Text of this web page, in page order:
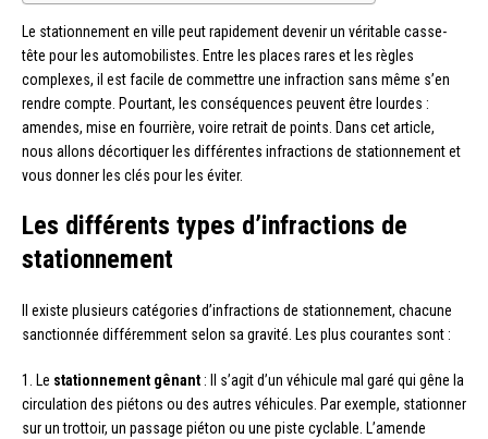
Le stationnement en ville peut rapidement devenir un véritable casse-
tête pour les automobilistes. Entre les places rares et les règles
complexes, il est facile de commettre une infraction sans même s’en
rendre compte. Pourtant, les conséquences peuvent être lourdes :
amendes, mise en fourrière, voire retrait de points. Dans cet article,
nous allons décortiquer les différentes infractions de stationnement et
vous donner les clés pour les éviter.
Les différents types d’infractions de
stationnement
Il existe plusieurs catégories d’infractions de stationnement, chacune
sanctionnée différemment selon sa gravité. Les plus courantes sont :
1. Le stationnement gênant : Il s’agit d’un véhicule mal garé qui gêne la
circulation des piétons ou des autres véhicules. Par exemple, stationner
sur un trottoir, un passage piéton ou une piste cyclable. L’amende